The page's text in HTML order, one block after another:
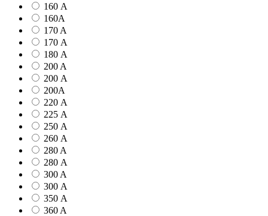
160 А
160А
170 A
170 А
180 А
200 A
200 А
200А
220 А
225 А
250 А
260 А
280 A
280 А
300 A
300 А
350 А
360 A